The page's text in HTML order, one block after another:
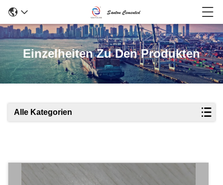
Einzelheiten Zu Den Produkten
Alle Kategorien